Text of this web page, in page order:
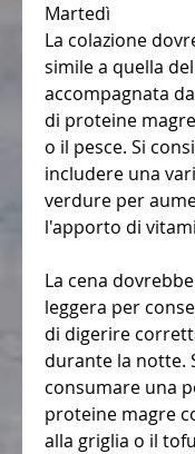
Martedì
La colazione
simile a quella
accompagnata
di proteine
o il pesce. Si
includere una
verdure per
l'apporto di
La cena
leggera per
di digerire
durante la notte.
consumare una
proteine magre
alla griglia o il